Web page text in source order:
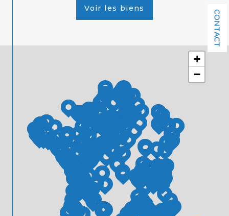
CONTACT
+
−
Voir les biens